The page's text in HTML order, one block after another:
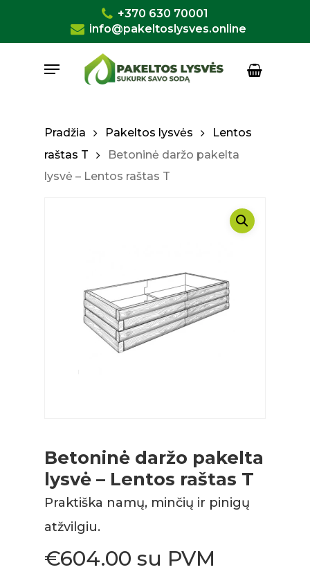
main
+370 630 70001
info@pakeltoslysves.online
Menu
Krepšelis
Cart
Pradžia Pakeltos lysvės
Lentos
raštas T
Betoninė daržo pakelta
lysvė – Lentos raštas T
Betoninė daržo pakelta
lysvė – Lentos raštas T
Praktiška namų, minčių ir pinigų
atžvilgiu.
€604.00 su PVM